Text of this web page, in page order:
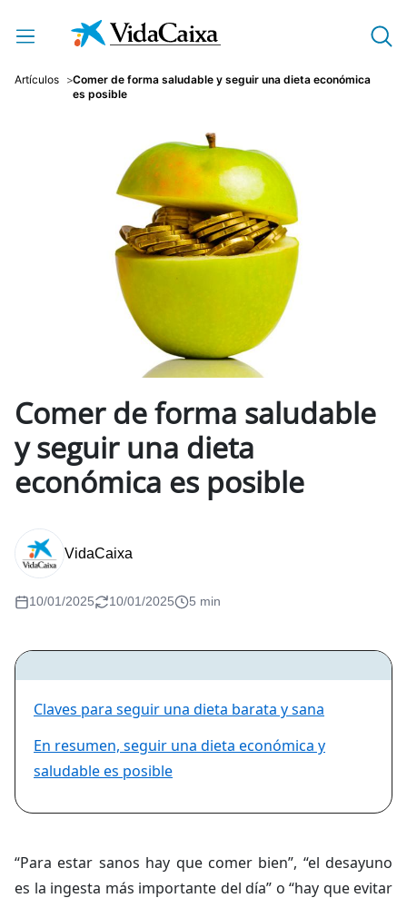
Saltar al contenido principal
Artículos
Comer de forma saludable y seguir una dieta económica
es posible
Comer de forma saludable
y seguir una dieta
económica es posible
VidaCaixa
10/01/2025 10/01/2025 5 min
Claves para seguir una dieta barata y sana
En resumen, seguir una dieta económica y
saludable es posible
“Para estar sanos hay que comer bien”, “el desayuno
es la ingesta más importante del día” o “hay que evitar